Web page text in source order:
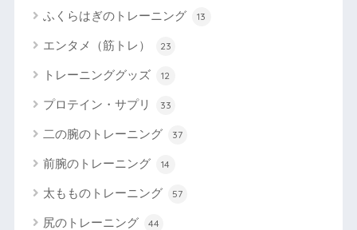
ふくらはぎのトレーニング 13
エンタメ（筋トレ） 23
トレーニンググッズ 12
プロテイン・サプリ 33
二の腕のトレーニング 37
前腕のトレーニング 14
太もものトレーニング 57
尻のトレーニング 44